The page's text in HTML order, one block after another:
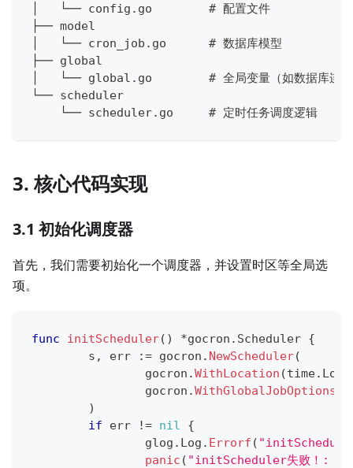
│   └── config.go        # 配置文件
├── model
│   └── cron_job.go      # 数据库模型
├── global
│   └── global.go        # 全局变量（如数据库连接
└── scheduler
    └── scheduler.go     # 定时任务调度逻辑
3.核心代码实现
3.1 初始化调度器
首先，我们需要初始化一个调度器，并设置时区等全局选
项。
func initScheduler( ) *gocron . Scheduler {
	s
, err := gocron . NewScheduler(
		gocron
.WithLocation (time.
		gocron
.WithGlobalJobOptions
)
if err != nil
{
		glog
. Log . Errorf (
panic ( "initScheduler失败！: "